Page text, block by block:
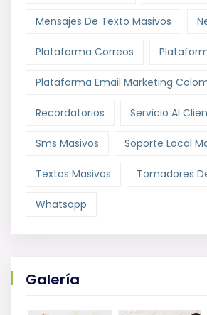
Mensajes De Texto Masivos
Plataforma Correos
Plataforma Email Marketing
Recordatorios Servicio Al
Sms Masivos Soporte Local
Textos Masivos Tomadores
Whatsapp
Galería